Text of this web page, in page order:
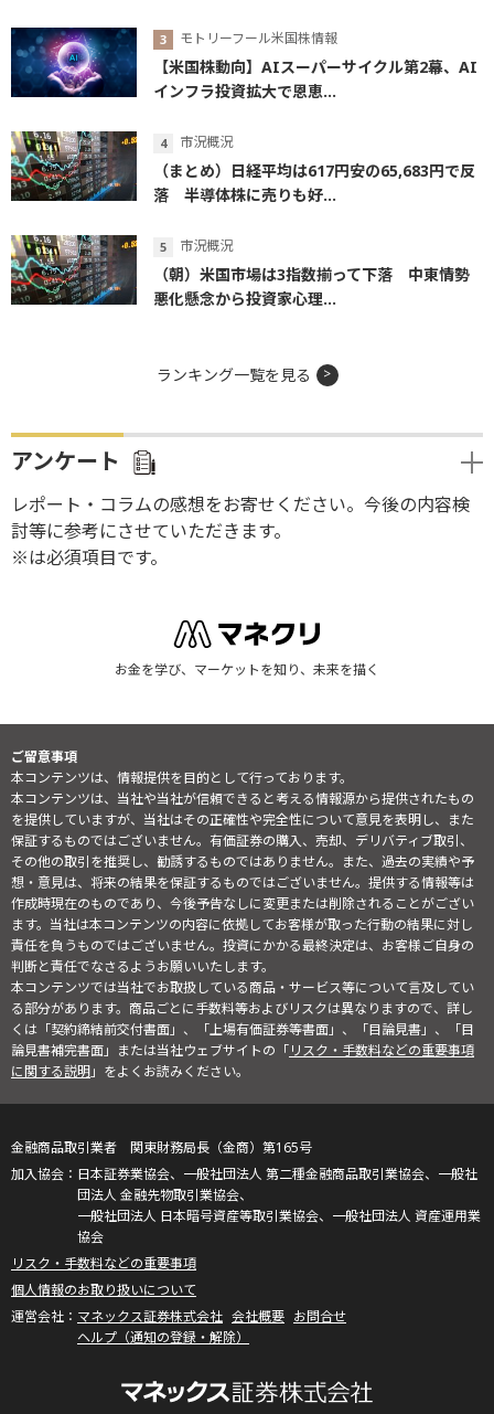
モトリーフール米国株情報
【米国株動向】AIスーパーサイクル第2幕、AI
インフラ投資拡大で恩恵...
市況概況
（まとめ）日経平均は617円安の65,683円で反
落 半導体株に売りも好...
市況概況
（朝）米国市場は3指数揃って下落 中東情勢
悪化懸念から投資家心理...
ランキング一覧を見る
アンケート
レポート・コラムの感想をお寄せください。今後の内容検
討等に参考にさせていただきます。
※は必須項目です。
お金を学び、マーケットを知り、未来を描く
ご留意事項
本コンテンツは、情報提供を目的として行っております。
本コンテンツは、当社や当社が信頼できると考える情報源から提供されたもの
を提供していますが、当社はその正確性や完全性について意見を表明し、また
保証するものではございません。有価証券の購入、売却、デリバティブ取引、
その他の取引を推奨し、勧誘するものではありません。また、過去の実績や予
想・意見は、将来の結果を保証するものではございません。提供する情報等は
作成時現在のものであり、今後予告なしに変更または削除されることがござい
ます。当社は本コンテンツの内容に依拠してお客様が取った行動の結果に対し
責任を負うものではございません。投資にかかる最終決定は、お客様ご自身の
判断と責任でなさるようお願いいたします。
本コンテンツでは当社でお取扱している商品・サービス等について言及してい
る部分があります。商品ごとに手数料等およびリスクは異なりますので、詳し
くは「契約締結前交付書面」、「上場有価証券等書面」、「目論見書」、「目
論見書補完書面」または当社ウェブサイトの「リスク・手数料などの重要事項
に関する説明」をよくお読みください。
金融商品取引業者 関東財務局長（金商）第165号
日本証券業協会、一般社団法人 第二種金融商品取引業協会、一般社
団法人 金融先物取引業協会、
一般社団法人 日本暗号資産等取引業協会、一般社団法人 資産運用業
協会
リスク・手数料などの重要事項
個人情報のお取り扱いについて
マネックス証券株式会社 会社概要 お問合せ
ヘルプ（通知の登録・解除）